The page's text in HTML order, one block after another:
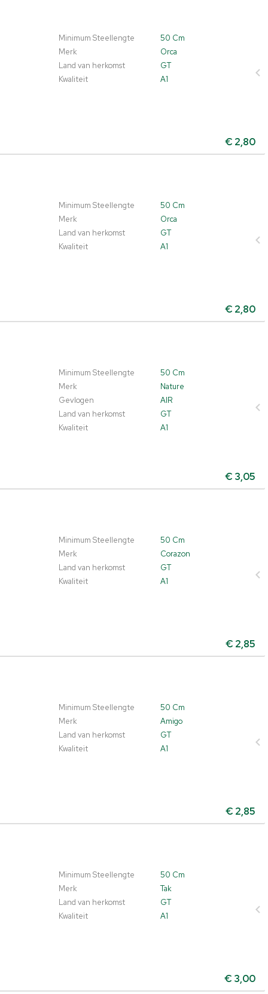
Minimum Steellengte
50 Cm
Merk
Orca
Land van herkomst
GT
Kwaliteit
A1
€ 2,80
Minimum Steellengte
50 Cm
Merk
Orca
Land van herkomst
GT
Kwaliteit
A1
€ 2,80
Minimum Steellengte
50 Cm
Merk
Nature
Gevlogen
AIR
Land van herkomst
GT
Kwaliteit A1
€ 3,05
Minimum Steellengte
50 Cm
Merk
Corazon
Land van herkomst
GT
Kwaliteit
A1
€ 2,85
Minimum Steellengte
50 Cm
Merk
Amigo
Land van herkomst
GT
Kwaliteit
A1
€ 2,85
Minimum Steellengte
50 Cm
Merk
Tak
Land van herkomst
GT
Kwaliteit
A1
€ 3,00